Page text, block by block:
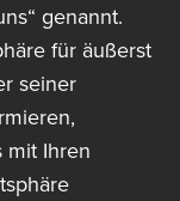
genannt.
für äußerst
seiner
mit Ihren